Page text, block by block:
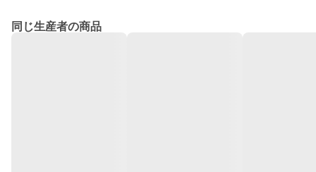
同じ生産者の商品